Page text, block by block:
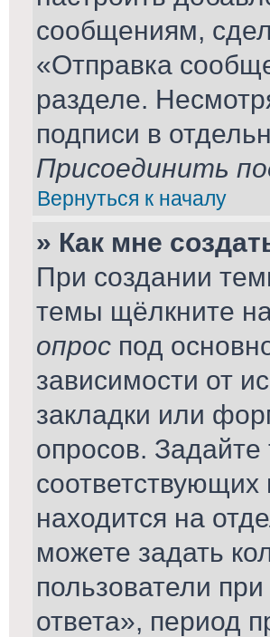
сообщениям,
«Отправка
разделе.
подписи в
Присоединить
Вернуться к началу
» Как мне
При создании
темы щёлкните
опрос под
зависимости от
закладки или
опросов.
находится на
можете задать
пользователи
ответа», период